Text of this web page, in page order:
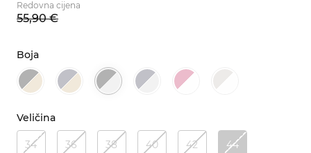
Redovna cijena
55,90 €
Boja
Veličina
34 36 38 40 42 44